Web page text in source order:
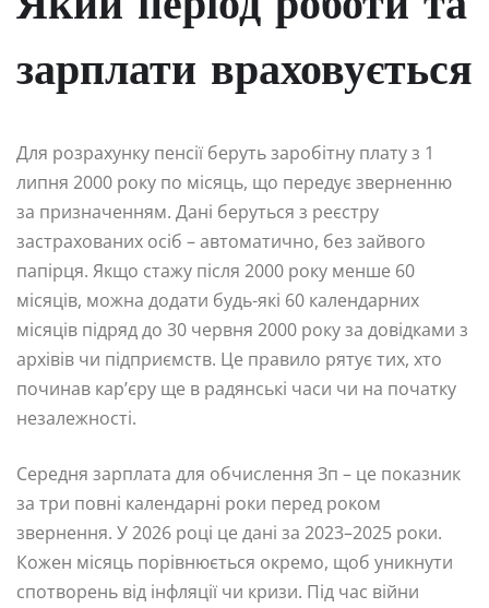
зарплати враховується
Для розрахунку пенсії беруть заробітну плату з 1
липня 2000 року по місяць, що передує зверненню
за призначенням. Дані беруться з реєстру
застрахованих осіб – автоматично, без зайвого
папірця. Якщо стажу після 2000 року менше 60
місяців, можна додати будь-які 60 календарних
місяців підряд до 30 червня 2000 року за довідками з
архівів чи підприємств. Це правило рятує тих, хто
починав кар’єру ще в радянські часи чи на початку
незалежності.
Середня зарплата для обчислення Зп – це показник
за три повні календарні роки перед роком
звернення. У 2026 році це дані за 2023–2025 роки.
Кожен місяць порівнюється окремо, щоб уникнути
спотворень від інфляції чи кризи. Під час війни